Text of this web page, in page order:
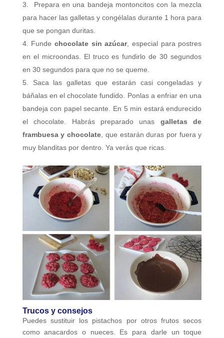
Prepara en una bandeja montoncitos con la mezcla
para hacer las galletas y congélalas durante 1 hora para
que se pongan duritas.
Fundechocolate sin azúcar, especial para postres
en el microondas. El truco es fundirlo de 30 segundos
en 30 segundos para que no se queme.
Saca las galletas que estarán casi congeladas y
báñalas en el chocolate fundido. Ponlas a enfriar en una
bandeja con papel secante. En 5 min estará endurecido
el chocolate. Habrás preparado unas galletas de
frambuesa y chocolate, que estarán duras por fuera y
muy blanditas por dentro. Ya verás que ricas.
Trucos y consejos
Puedes sustituir los pistachos por otros frutos secos
como anacardos o nueces. Es para darle un toque